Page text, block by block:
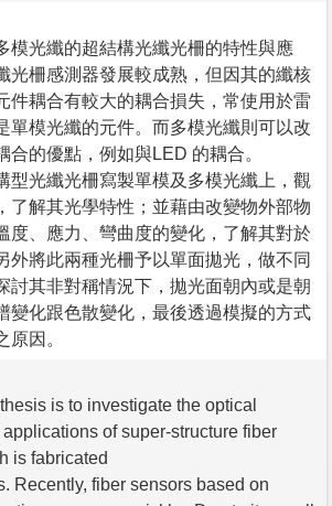
模光纖的超結構光纖光柵的特性與應
光柵感測器發展較成熟，但因其的纖核
件耦合有較大的耦合損失，常使用於雷
單模光纖的元件。而多模光纖則可以改
合的優點，例如與LED 的耦合。
型光纖光柵寫製單模及多模光纖上，觀
了解其光學特性；並藉由改變物外部物
度、應力、彎曲度的變化，了解其對於
外將此兩種光柵予以單面拋光，做不同
討其非對稱情況下，拋光面朝內或是朝
變化跟色散變化，最後透過模擬的方式
原因。
is to investigate the optical
of super-structure fiber
is fabricated
Recently, fiber sensors based on